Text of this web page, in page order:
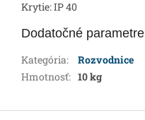
Krytie: IP 40
Dodatočné parametre
Kategória:
Rozvodnice
Hmotnosť: 10 kg